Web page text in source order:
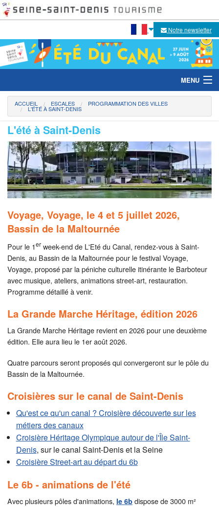
Notre newsletter
MENU
Le festival
Temps forts 2026
Activités sur l'eau
Activités sur les berges
Escales
ACCUEIL ESCALES PROGRAMMATION DES VILLES
L'ÉTÉ À SAINT-DENIS
L'été à Saint-Denis
Voyage, Voyage, le 4 et 5 juillet 2026,
Bassin de la Maltournée
Pour le 1er week-end de L'Eté du Canal, rendez-vous à Saint-
Denis, au Bassin de la Maltournée pour le festival Voyage,
Voyage, proposé par la péniche culturelle itinérante le Barboteur
avec musique, ateliers, animations street-art, restauration.
Programme détaillé à venir.
La Grande Marche Héritage, édition 2026
La Grande Marche Héritage revient en 2026 pour une deuxième
édition. Elle aura lieu le 1er août 2026.
Quatre parcours seront proposés qui convergeront sur le pôle du
Bassin de la Maltournée.
Croisières sur le canal de Saint-Denis
Qu'est ce qu'un canal ? Croisière découverte sur les
métiers des canaux
Croisière Héritage Olympique autour de l'Île Saint-
Denis, sur le canal Saint-Denis et la Seine
Croisière Street-art au départ du 6b
Le 6b - animations de l'été
Avec plusieurs pôles d'animations, le 6b dispose de 3000 m²